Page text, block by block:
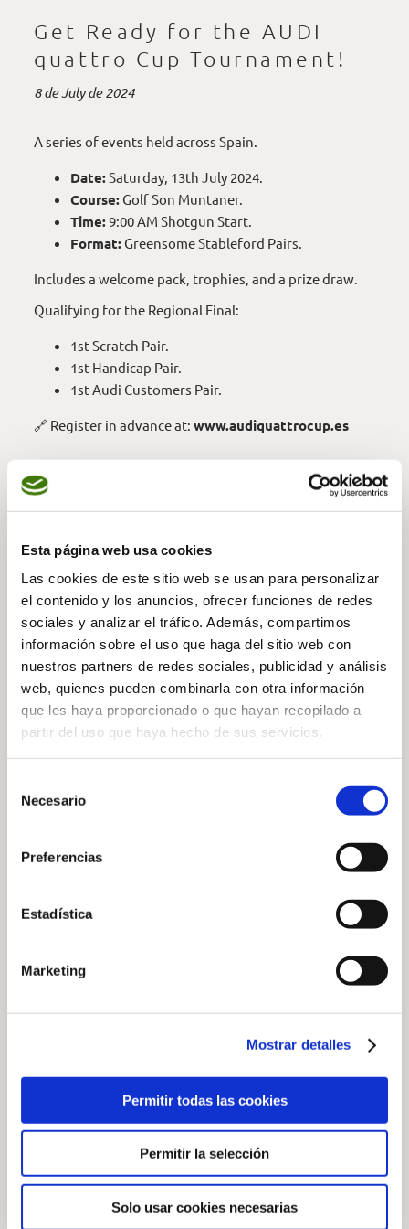
Esta página web usa cookies
Las cookies de este sitio web se usan para personalizar
el contenido y los anuncios, ofrecer funciones de redes
sociales y analizar el tráfico. Además, compartimos
información sobre el uso que haga del sitio web con
nuestros partners de redes sociales, publicidad y análisis
web, quienes pueden combinarla con otra información
que les haya proporcionado o que hayan recopilado a
partir del uso que haya hecho de sus servicios.
Necesario
Preferencias
Estadística
Marketing
Mostrar detalles
Permitir todas las cookies
Permitir la selección
Solo usar cookies necesarias
Get Ready for the AUDI
quattro Cup Tournament!
8 de July de 2024
A series of events held across Spain.
Date:Saturday, 13th July 2024.
Course: Golf Son Muntaner.
Time:9:00 AM Shotgun Start.
Format: Greensome Stableford Pairs.
Includes a welcome pack, trophies, and a prize draw.
Qualifying for the Regional Final:
1st Scratch Pair.
1st Handicap Pair.
1st Audi Customers Pair.
🔗 Register in advance at:www.audiquattrocup.es
— Share
2026 Native
Photography
20 de July de 2026
Golf Son Muntaner
Autonomous
Mowing Technology
Mallorca
3 de July de 2026